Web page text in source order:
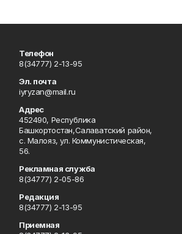
Телефон
8(34777) 2-13-95
Эл. почта
iyryzan@mail.ru
Адрес
452490, Республика
Башкортостан,Салаватский район,
с. Малояз, ул. Коммунистическая,
56.
Рекламная служба
8(34777) 2-05-86
Редакция
8(34777) 2-13-95
Приемная